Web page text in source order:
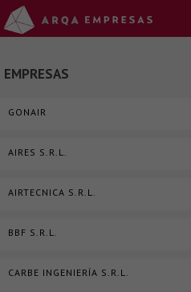
EMPRESAS
GONAIR
AIRES S.R.L.
AIRTECNICA S.R.L.
BBF S.R.L.
CARBE INGENIERÍA S.R.L.